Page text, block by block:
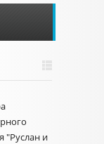
"Руслан и